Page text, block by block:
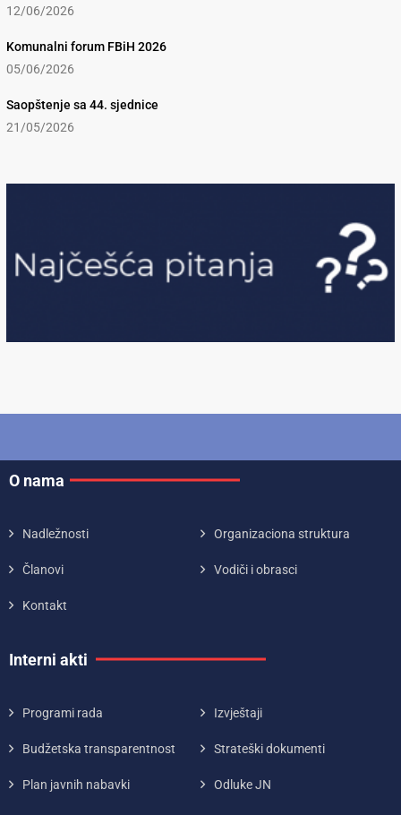
12/06/2026
Komunalni forum FBiH 2026
05/06/2026
Saopštenje sa 44. sjednice
21/05/2026
O nama
Nadležnosti Organizaciona struktura
Članovi Vodiči i obrasci
Kontakt
Interni akti
Programi rada Izvještaji
Budžetska transparentnost Strateški dokumenti
Plan javnih nabavki Odluke JN